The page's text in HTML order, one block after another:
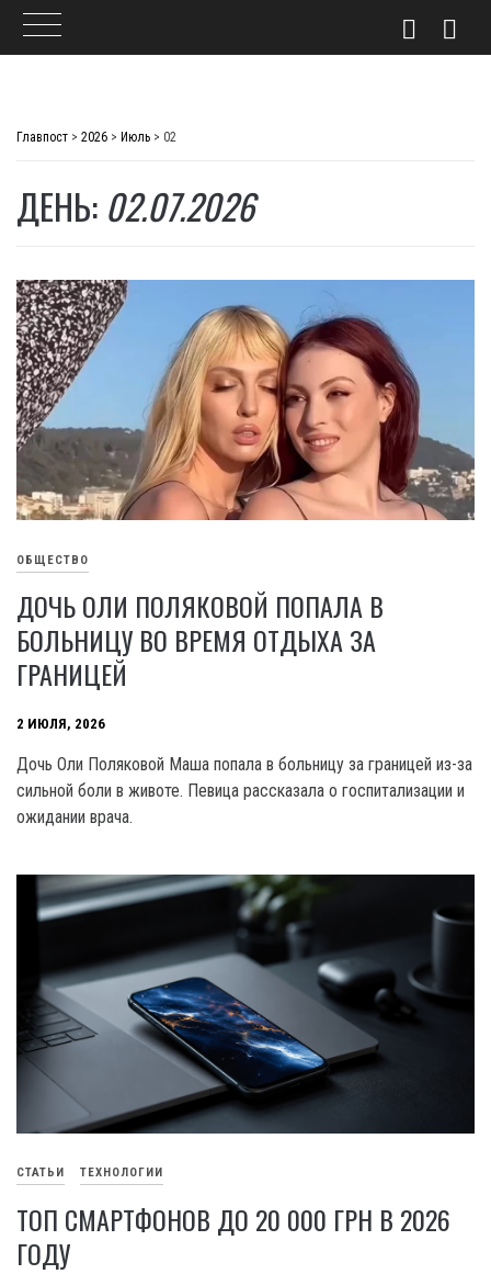
Главпост > 2026 > Июль > 02
ДЕНЬ: 02.07.2026
ОБЩЕСТВО
ДОЧЬ ОЛИ ПОЛЯКОВОЙ ПОПАЛА В
БОЛЬНИЦУ ВО ВРЕМЯ ОТДЫХА ЗА
ГРАНИЦЕЙ
2 ИЮЛЯ, 2026
Дочь Оли Поляковой Маша попала в больницу за границей из-за
сильной боли в животе. Певица рассказала о госпитализации и
ожидании врача.
СТАТЬИ ТЕХНОЛОГИИ
ТОП СМАРТФОНОВ ДО 20 000 ГРН В 2026
ГОДУ